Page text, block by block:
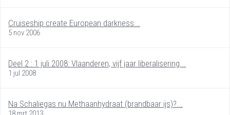
Cruiseship create European darkness...
5 nov 2006
Deel 2 : 1 juli 2008: Vlaanderen, vijf jaar liberalisering...
1 jul 2008
Na Schaliegas nu Methaanhydraat (brandbaar ijs)?...